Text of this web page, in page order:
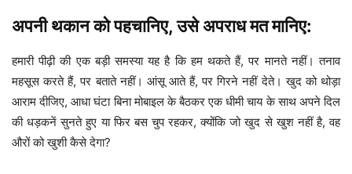
अपनी थकान को पहचानिए, उसे अपराध मत मानिए:
हमारी पीढ़ी की एक बड़ी समस्या यह है कि हम थकते हैं, पर मानते नहीं। तनाव
महसूस करते हैं, पर बताते नहीं। आंसू आते हैं, पर गिरने नहीं देते। खुद को थोड़ा
आराम दीजिए, आधा घंटा बिना मोबाइल के बैठकर एक धीमी चाय के साथ अपने दिल
की धड़कनें सुनते हुए या फिर बस चुप रहकर, क्योंकि जो खुद से खुश नहीं है, वह
औरों को खुशी कैसे देगा?